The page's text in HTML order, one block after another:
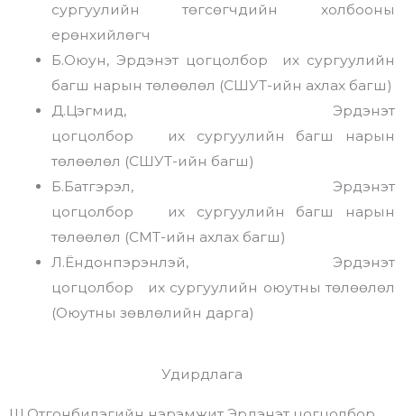
сургуулийн төгсөгчдийн холбооны
ерөнхийлөгч
Б.Оюун, Эрдэнэт цогцолбор их сургуулийн
багш нарын төлөөлөл (СШУТ-ийн ахлах багш)
Д.Цэгмид, Эрдэнэт
цогцолбор их сургуулийн багш нарын
төлөөлөл (СШУТ-ийн багш)
Б.Батгэрэл, Эрдэнэт
цогцолбор их сургуулийн багш нарын
төлөөлөл (СМТ-ийн ахлах багш)
Л.Ёндонпэрэнлэй, Эрдэнэт
цогцолбор их сургуулийн оюутны төлөөлөл
(Оюутны зөвлөлийн дарга)
Удирдлага